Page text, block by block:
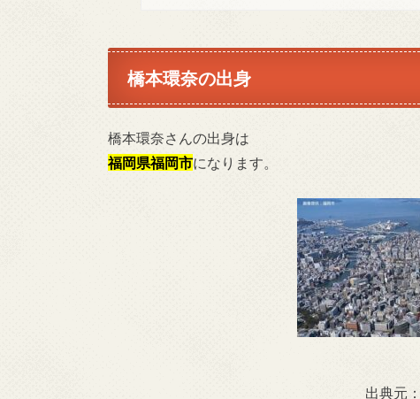
橋本環奈の出身
橋本環奈さんの出身は
福岡県福岡市になります。
出典元：